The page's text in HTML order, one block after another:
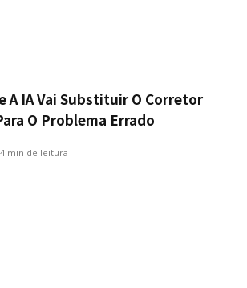
A IA Vai Substituir O Corretor
O Problema Errado
4 min de leitura